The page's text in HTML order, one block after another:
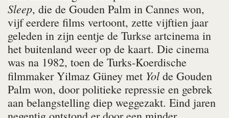
Sleep, die de Gouden Palm in Cannes won,
vijf eerdere films vertoont, zette vijftien jaar
geleden in zijn eentje de Turkse artcinema in
het buitenland weer op de kaart. Die cinema
was na 1982, toen de Turks-Koerdische
filmmaker Yilmaz Güney met Yol de Gouden
Palm won, door politieke repressie en gebrek
aan belangstelling diep weggezakt. Eind jaren